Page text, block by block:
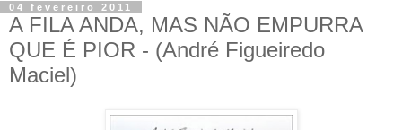
04 fevereiro 2011
A FILA ANDA, MAS NÃO EMPURRA
QUE É PIOR - (André Figueiredo
Maciel)